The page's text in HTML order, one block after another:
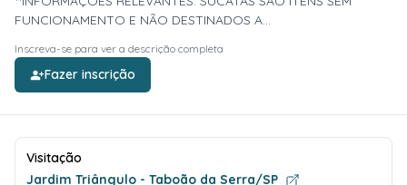
FUNCIONAMENTO E NÃO DESTINADOS A...
Inscreva-se para ver a descrição completa
Fazer inscrição
Visitação
Jardim Triângulo - Taboão da Serra/SP